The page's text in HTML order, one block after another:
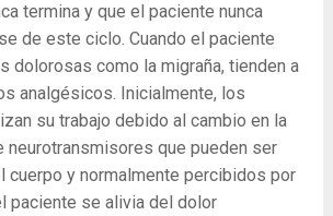
termina y que el paciente nunca
de este ciclo. Cuando el paciente
dolorosas como la migraña, tienden a
analgésicos. Inicialmente, los
su trabajo debido al cambio en la
neurotransmisores que pueden ser
cuerpo y normalmente percibidos por
paciente se alivia del dolor